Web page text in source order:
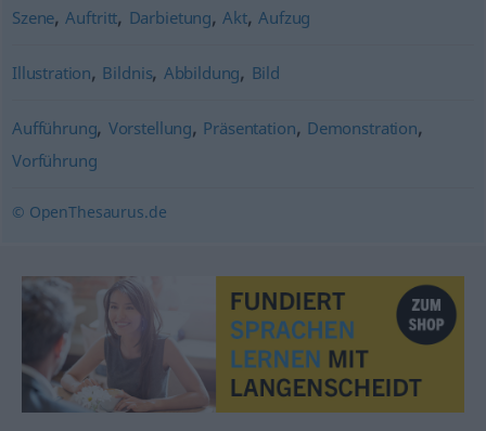
Szene,Auftritt, Darbietung,Akt,Aufzug
Illustration, Bildnis, Abbildung, Bild
Aufführung, Vorstellung, Präsentation, Demonstration,
Vorführung
© OpenThesaurus.de